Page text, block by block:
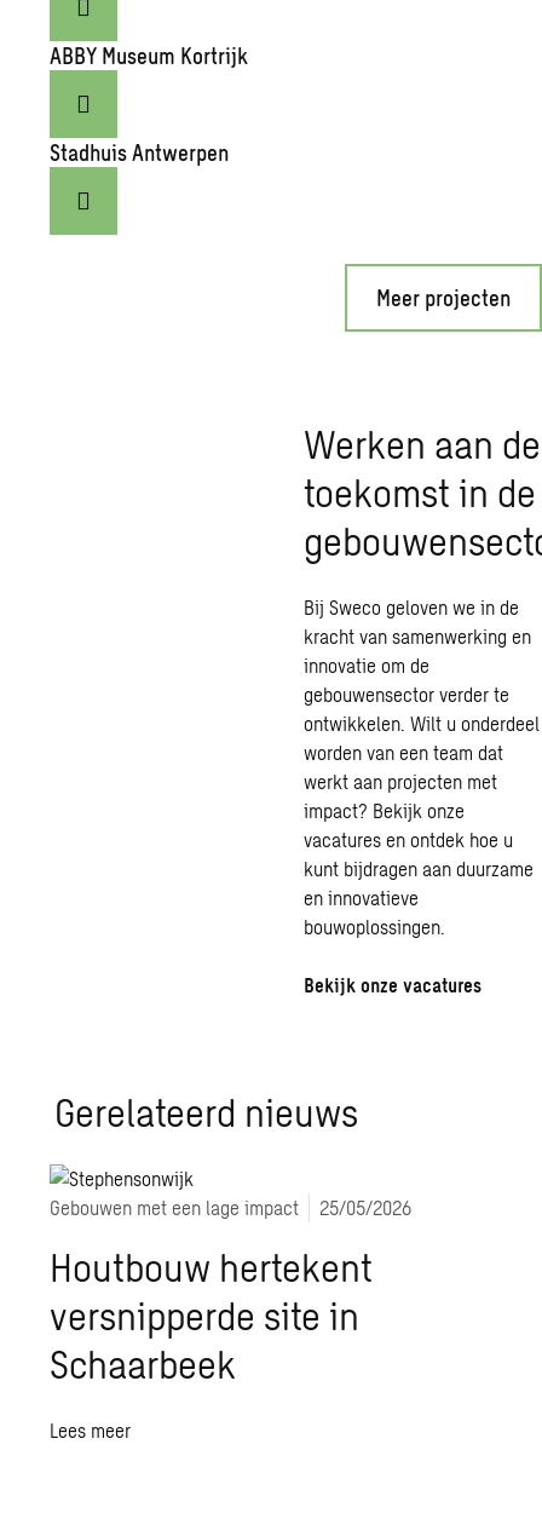
ABBY Museum Kortrijk
Stadhuis Antwerpen
Meer projecten
Werken aan de
toekomst in de
Bij Sweco geloven we in de
kracht van samenwerking en
innovatie om de
gebouwensector verder te
ontwikkelen. Wilt u onderdeel
worden van een team dat
werkt aan projecten met
impact? Bekijk onze
vacatures en ontdek hoe u
kunt bijdragen aan duurzame
en innovatieve
bouwoplossingen.
Bekijk onze vacatures
Gerelateerd nieuws
Gebouwen met een lage impact 25/05/2026
Houtbouw hertekent
versnipperde site in
Schaarbeek
Lees meer